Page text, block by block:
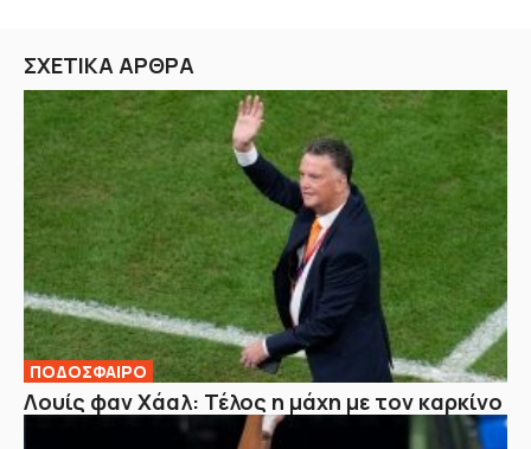
ΣΧΕΤΙΚΑ ΑΡΘΡΑ
ΠΟΔΟΣΦΑΙΡΟ
Λουίς φαν Χάαλ: Τέλος η μάχη με τον καρκίνο